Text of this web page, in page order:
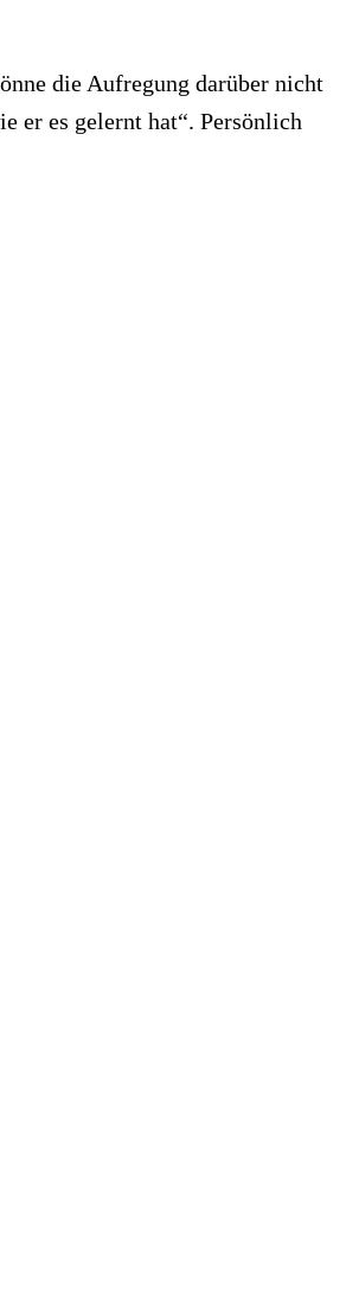
die Aufregung darüber nicht
er es gelernt hat“. Persönlich